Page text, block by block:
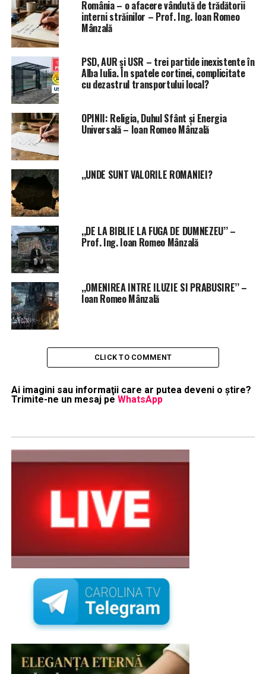
România – o afacere vândută de trădătorii
interni străinilor – Prof. Ing. Ioan Romeo
Mânzală
PSD, AUR și USR – trei partide inexistente în
Alba Iulia. În spatele cortinei, complicitate
cu dezastrul transportului local?
OPINII: Religia, Duhul Sfânt și Energia
Universală – Ioan Romeo Mânzală
,,UNDE SUNT VALORILE ROMANIEI?
,,DE LA BIBLIE LA FUGA DE DUMNEZEU’’ –
Prof. Ing. Ioan Romeo Mânzală
,,OMENIREA INTRE ILUZIE SI PRABUSIRE’’ –
Ioan Romeo Mânzală
CLICK TO COMMENT
Ai imagini sau informaţii care ar putea deveni o ştire?
Trimite-ne un mesaj pe WhatsApp